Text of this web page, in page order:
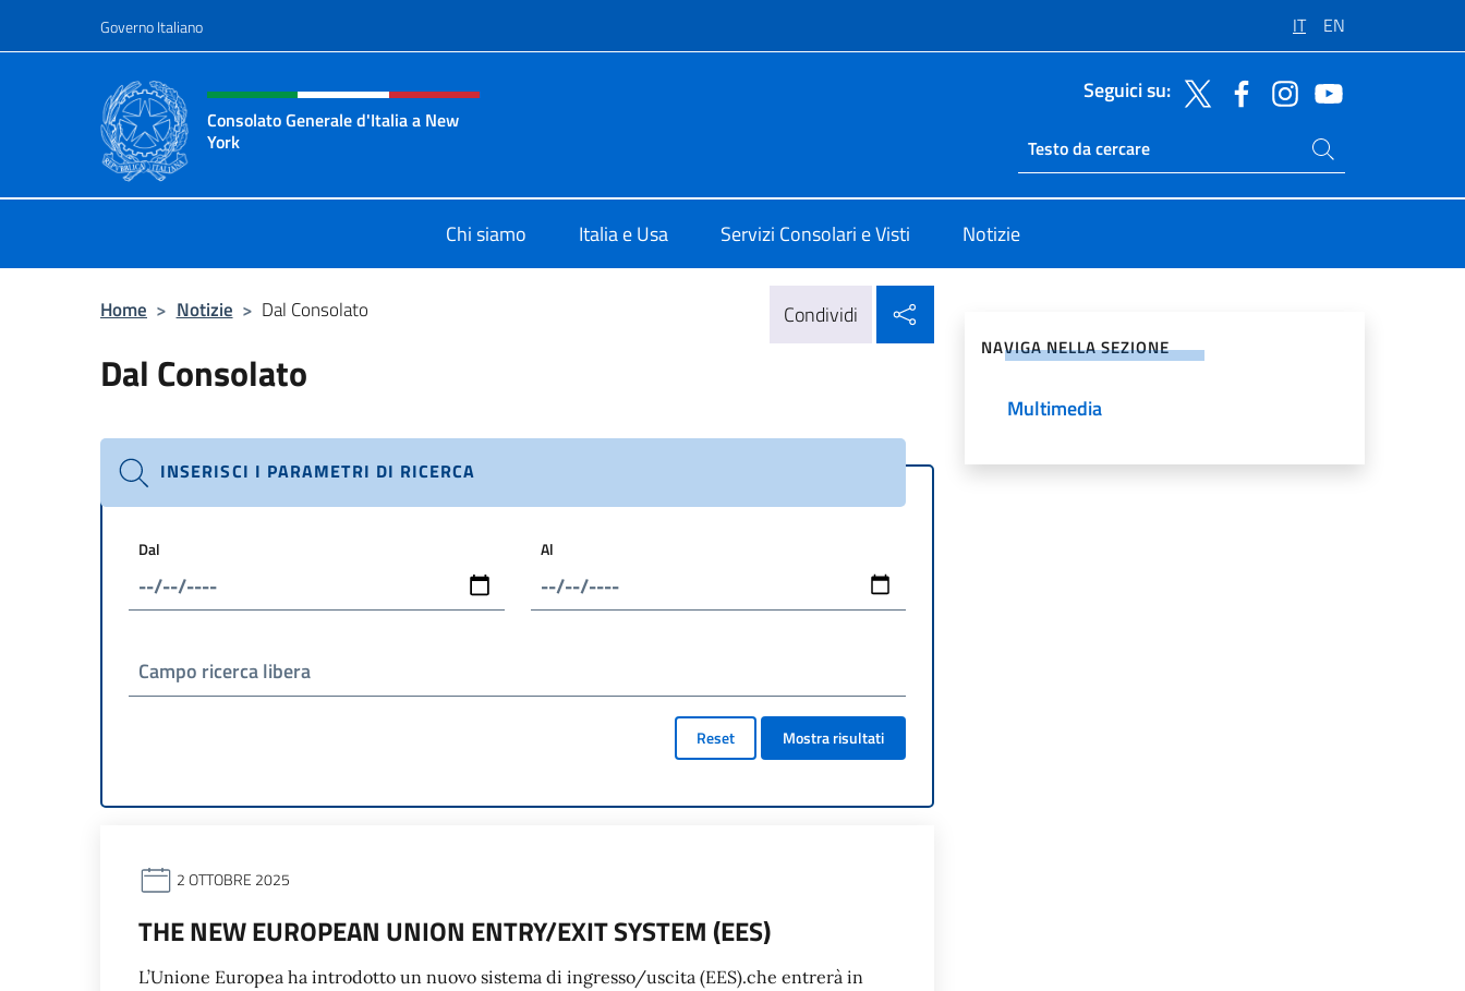
Governo Italiano IT EN
Intestazione sito, social e menù
Consolato Generale d'Italia a New
York
Seguici su:
Ricerca sito live
Cerca nel sito
Chi siamo Italia e Usa Servizi Consolari e Visti Notizie
Home > Notizie > Dal Consolato Condividi
Dal Consolato
INSERISCI I PARAMETRI DI RICERCA
Dal Al
Campo ricerca libera
Reset Mostra risultati
2 OTTOBRE 2025
THE NEW EUROPEAN UNION ENTRY/EXIT SYSTEM (EES)
L’Unione Europea ha introdotto un nuovo sistema di ingresso/uscita (EES).che entrerà in
NAVIGA NELLA SEZIONE
Multimedia